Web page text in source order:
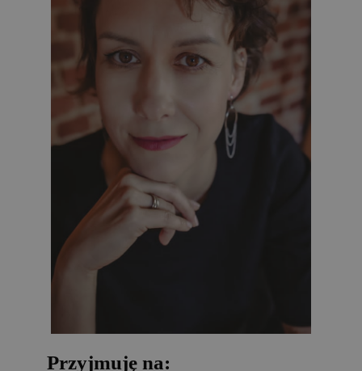
Przyjmuję na: